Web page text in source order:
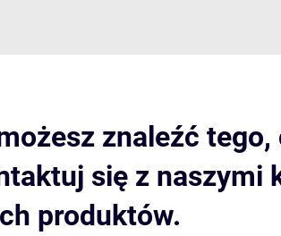
znaleźć
się z naszymi
produktów.